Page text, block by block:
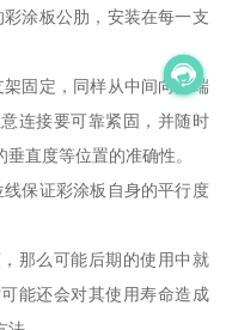
彩涂板公肋，安装在每一支
架固定，同样从中间向两端
连接要可靠紧固，并随时
直度等位置的准确性。
线保证彩涂板自身的平行度
那么可能后期的使用中就
能还会对其使用寿命造成